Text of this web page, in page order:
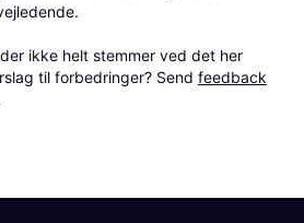
ikke helt stemmer ved det her
til forbedringer? Send feedback